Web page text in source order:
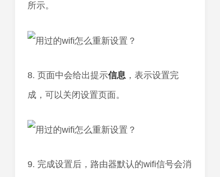
所示。
8. 页面中会给出提示信息 ，表示设置完
成，可以关闭设置页面。
9. 完成设置后，路由器默认的wifi信号会消